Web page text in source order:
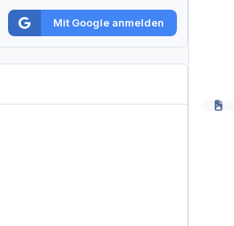
Mit Google anmelden